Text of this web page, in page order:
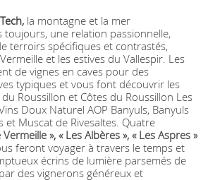
la montagne et la mer
une relation passionnelle,
terroirs spécifiques et contrastés,
et les estives du Vallespir. Les
de vignes en caves pour des
typiques et vous font découvrir les
Roussillon et Côtes du Roussillon Les
Doux Naturel AOP Banyuls, Banyuls
et Muscat de Rivesaltes. Quatre
Vermeille », « Les Albères », « Les Aspres »
feront voyager à travers le temps et
écrins de lumière parsemés de
des vignerons généreux et